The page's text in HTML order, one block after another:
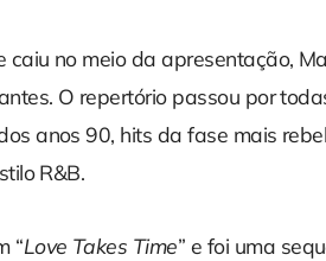
caiu no meio da apresentação,
O repertório passou por
anos 90, hits da fase mais
R&B.
“Love Takes Time” e foi uma